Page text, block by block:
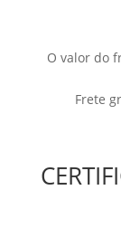
O valor do
Frete